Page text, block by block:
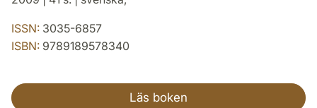
ISSN: 3035-6857
ISBN: 9789189578340
Läs boken